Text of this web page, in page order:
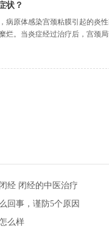
状？
病原体感染宫颈粘膜引起的炎
烂。当炎症经过治疗后，宫颈
经 闭经的中医治疗
回事，谨防5个原因
么样